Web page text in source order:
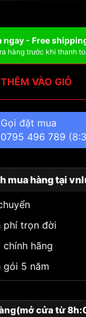
ngay - Free
hàng trước khi thanh
THÊM VÀO GIỎ
Gọi đặt mua
0795 496 789
mua hàng tại
phí trọn đời
hãng
gói 5 năm
cửa từ